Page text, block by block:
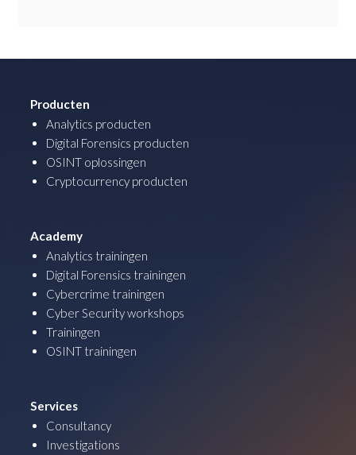
Producten
Analytics producten
Digital Forensics producten
OSINT oplossingen
Cryptocurrency producten
Academy
Analytics trainingen
Digital Forensics trainingen
Cybercrime trainingen
Cyber Security workshops
Trainingen
OSINT trainingen
Services
Consultancy
Investigations